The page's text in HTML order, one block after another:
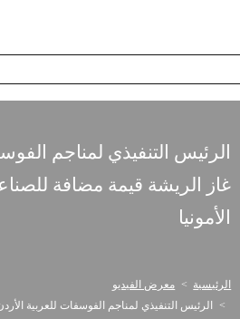
الرئيس التنفيذي لمناجم
غاز الريشة قيمة مضافة
الأمونيا
الرئيسية
معرض الفيديو
الرئيس التنفيذي لمناجم الفوسفات للعربية